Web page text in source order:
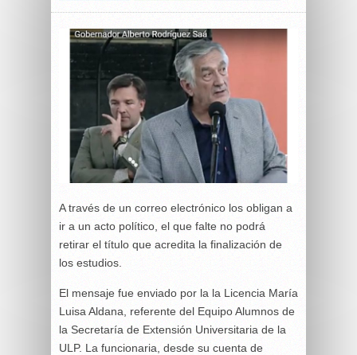
A través de un correo electrónico los obligan a
ir a un acto político, el que falte no podrá
retirar el título que acredita la finalización de
los estudios.
El mensaje fue enviado por la la Licencia María
Luisa Aldana, referente del Equipo Alumnos de
la Secretaría de Extensión Universitaria de la
ULP. La funcionaria, desde su cuenta de